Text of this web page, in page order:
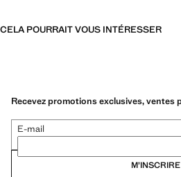
CELA POURRAIT VOUS INTÉRESSER
Recevez promotions exclusives, ventes
E-mail
M’INSCRIRE